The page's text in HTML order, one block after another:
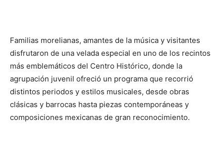
Familias morelianas, amantes de la música y visitantes
disfrutaron de una velada especial en uno de los recintos
más emblemáticos del Centro Histórico, donde la
agrupación juvenil ofreció un programa que recorrió
distintos periodos y estilos musicales, desde obras
clásicas y barrocas hasta piezas contemporáneas y
composiciones mexicanas de gran reconocimiento.